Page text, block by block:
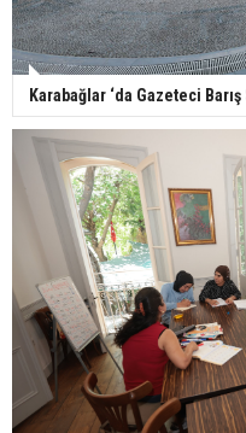
Karabağlar ‘da Gazeteci